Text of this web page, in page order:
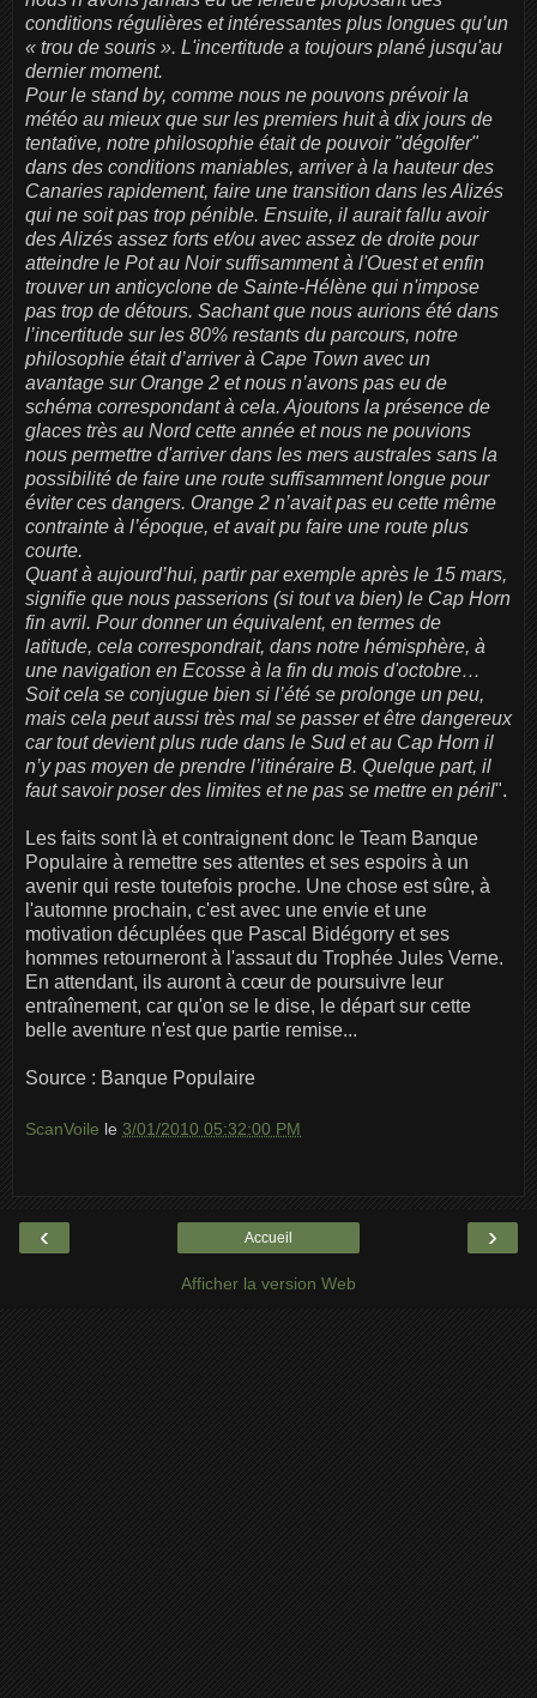
conditions régulières et intéressantes plus longues qu’un
« trou de souris ». L'incertitude a toujours plané jusqu'au
dernier moment.
Pour le stand by, comme nous ne pouvons prévoir la
météo au mieux que sur les premiers huit à dix jours de
tentative, notre philosophie était de pouvoir "dégolfer"
dans des conditions maniables, arriver à la hauteur des
Canaries rapidement, faire une transition dans les Alizés
qui ne soit pas trop pénible. Ensuite, il aurait fallu avoir
des Alizés assez forts et/ou avec assez de droite pour
atteindre le Pot au Noir suffisamment à l'Ouest et enfin
trouver un anticyclone de Sainte-Hélène qui n'impose
pas trop de détours. Sachant que nous aurions été dans
l’incertitude sur les 80% restants du parcours, notre
philosophie était d’arriver à Cape Town avec un
avantage sur Orange 2 et nous n’avons pas eu de
schéma correspondant à cela. Ajoutons la présence de
glaces très au Nord cette année et nous ne pouvions
nous permettre d'arriver dans les mers australes sans la
possibilité de faire une route suffisamment longue pour
éviter ces dangers. Orange 2 n’avait pas eu cette même
contrainte à l’époque, et avait pu faire une route plus
courte.
Quant à aujourd’hui, partir par exemple après le 15 mars,
signifie que nous passerions (si tout va bien) le Cap Horn
fin avril. Pour donner un équivalent, en termes de
latitude, cela correspondrait, dans notre hémisphère, à
une navigation en Ecosse à la fin du mois d'octobre…
Soit cela se conjugue bien si l’été se prolonge un peu,
mais cela peut aussi très mal se passer et être dangereux
car tout devient plus rude dans le Sud et au Cap Horn il
n’y pas moyen de prendre l’itinéraire B. Quelque part, il
faut savoir poser des limites et ne pas se mettre en péril".
Les faits sont là et contraignent donc le Team Banque
Populaire à remettre ses attentes et ses espoirs à un
avenir qui reste toutefois proche. Une chose est sûre, à
l'automne prochain, c'est avec une envie et une
motivation décuplées que Pascal Bidégorry et ses
hommes retourneront à l'assaut du Trophée Jules Verne.
En attendant, ils auront à cœur de poursuivre leur
entraînement, car qu'on se le dise, le départ sur cette
belle aventure n'est que partie remise...
Source : Banque Populaire
ScanVoile le 3/01/2010 05:32:00 PM
‹ ›
Accueil
Afficher la version Web